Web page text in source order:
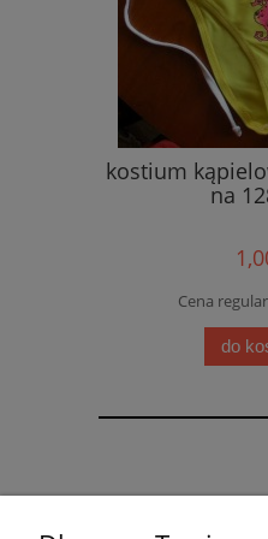
kostium
na
Cena
do